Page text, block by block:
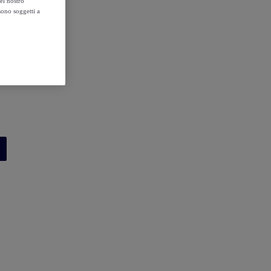
soggetti a